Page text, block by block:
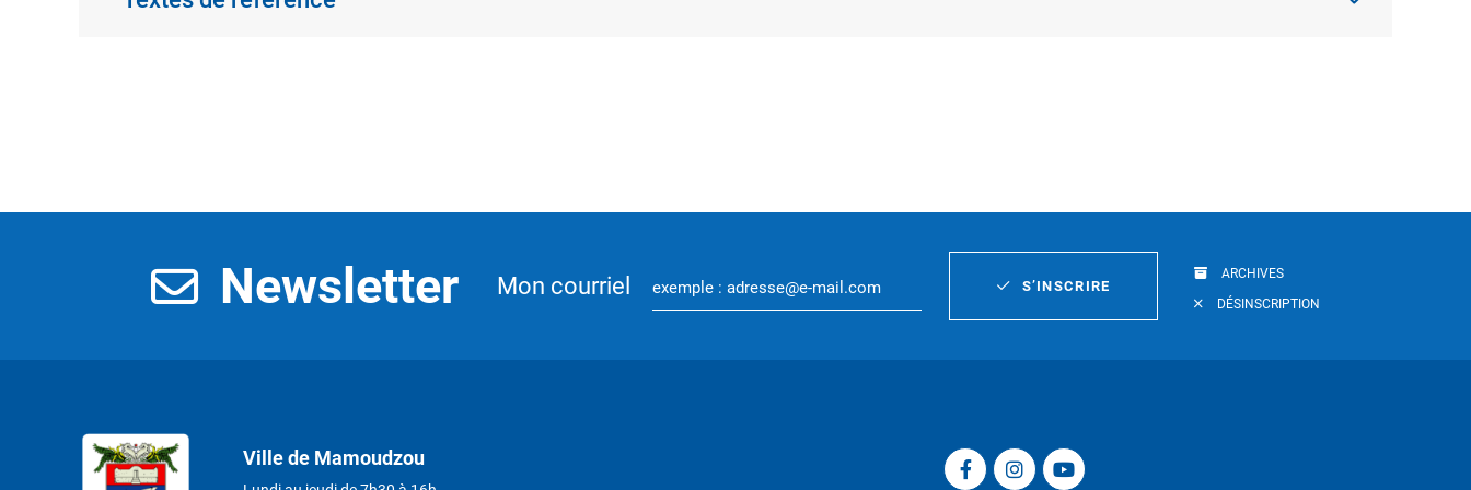
Newsletter Mon courriel S’INSCRIRE
ARCHIVES
DÉSINSCRIPTION
Ville de Mamoudzou